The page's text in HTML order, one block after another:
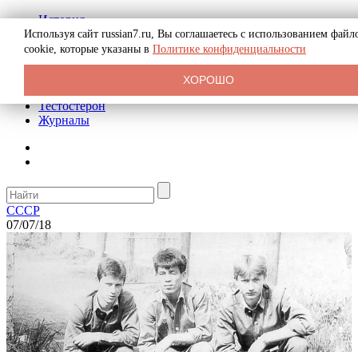
История
Биография
Криминал
Реклама на сайте
Тестостерон
Журналы
СССР
07/07/18
Используя сайт russian7.ru, Вы соглашаетесь с использованием
cookie, которые указаны в Политике конфиденциальности
ХОРОШО